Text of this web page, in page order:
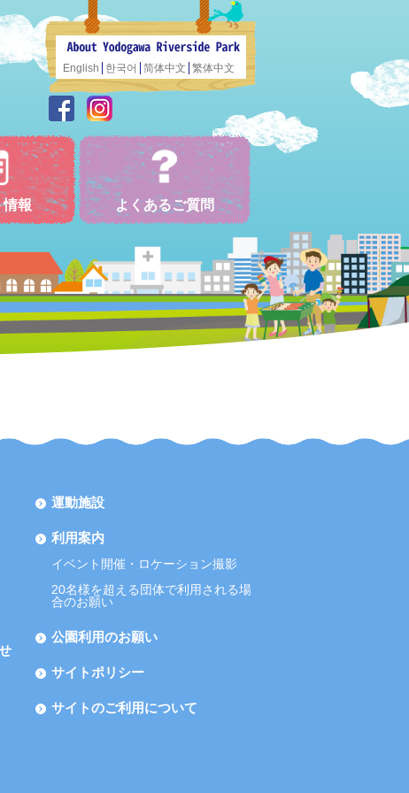
English 한국어 简体中文 繁体中文
情報 よくあるご質問
運動施設
利用案内
イベント開催・ロケーション撮影
20名様を超える団体で利用される場
合のお願い
公園利用のお願い
サイトポリシー
サイトのご利用について